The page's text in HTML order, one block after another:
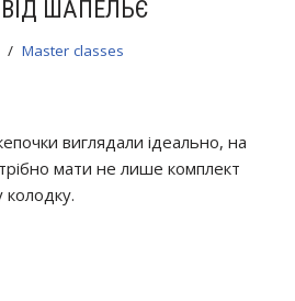
ШАПЕЛЬЄ
Master classes
виглядали ідеально, на
мати не лише комплект
колодку.